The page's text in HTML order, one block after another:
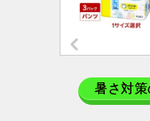
暑さ対